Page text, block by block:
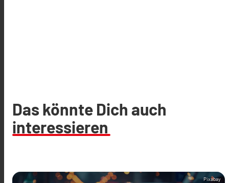
Das könnte Dich auch
interessieren
Pixabay